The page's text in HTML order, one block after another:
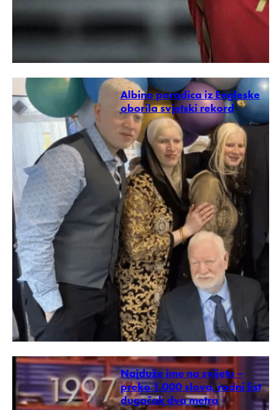
Albino porodica iz Engleske
oborila svjetski rekord
Najduže ime na svijetu –
preko 1.000 slova, rodni list
dugačak dva metra